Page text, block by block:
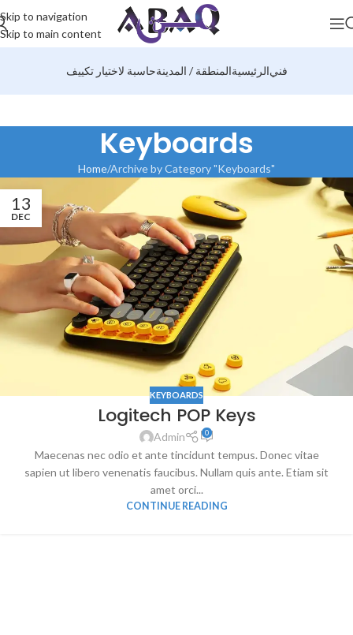
Skip to navigation
Skip to main content
حاسبة لاختيار تكييفالمنطقة / المدينةالرئيسيةفني
Keyboards
Home Archive by Category "Keyboards"
13
DEC
KEYBOARDS
Logitech POP Keys
Admin 0
Maecenas nec odio et ante tincidunt tempus. Donec vitae
sapien ut libero venenatis faucibus. Nullam quis ante. Etiam sit
amet orci...
CONTINUE READING